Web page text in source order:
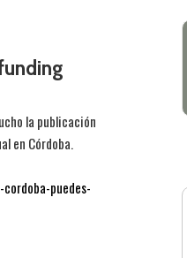
la publicación
en Córdoba.
puedes-